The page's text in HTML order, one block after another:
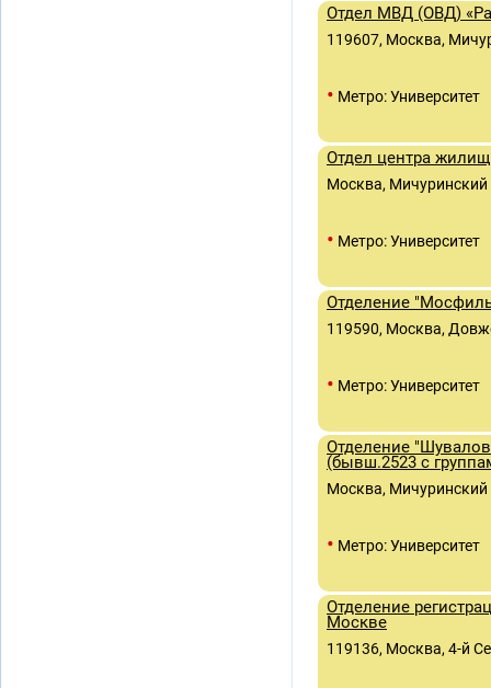
Отдел МВД (ОВД)
119607, Москва,
• Метро: Университет
Отдел центра
Москва, Мичуринский
• Метро: Университет
Отделение
119590, Москва,
• Метро: Университет
Отделение
(бывш.2523 с
Москва, Мичуринский
• Метро: Университет
Отделение
Москве
119136, Москва, 4-й